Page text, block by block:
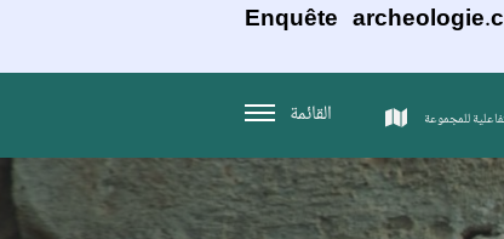
Enquête
للمجموعة القائمة